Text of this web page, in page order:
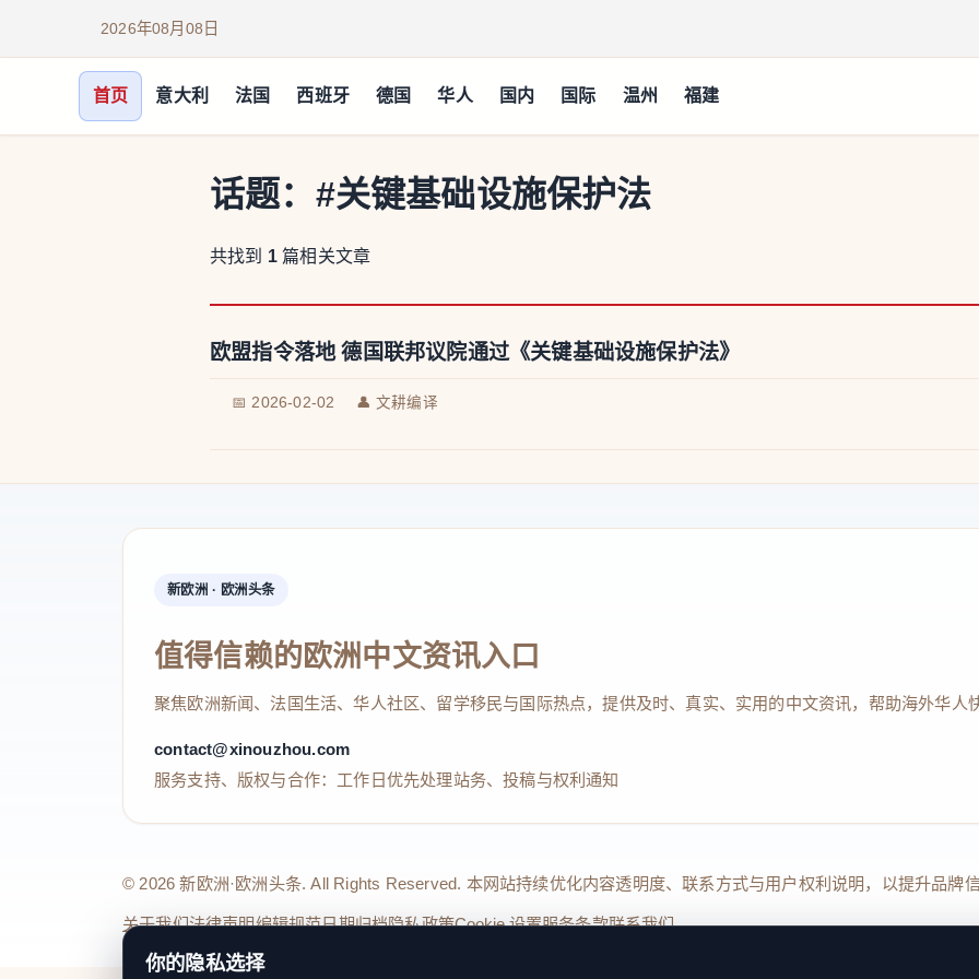
2026年08月08日
首页 意大利 法国 西班牙 德国 华人 国内 国际 温州 福建
话题： #关键基础设施保护法
共找到 1 篇相关文章
欧盟指令落地 德国联邦议院通过《关键基础设施保护法》
📅 2026-02-02 👤 文耕编译
新欧洲 · 欧洲头条
值得信赖的欧洲中文资讯入口
聚焦欧洲新闻、法国生活、华人社区、留学移民与国际热点，提供及时、真实、实用的中文资讯，帮助海外华人
contact@xinouzhou.com
服务支持、版权与合作：工作日优先处理站务、投稿与权利通知
© 2026 新欧洲·欧洲头条. All Rights Reserved. 本网站持续优化内容透明度、联系方式与用户权利说明，以提升品牌
关于我们法律声明编辑规范日期归档隐私政策Cookie 设置服务条款联系我们
你的隐私选择